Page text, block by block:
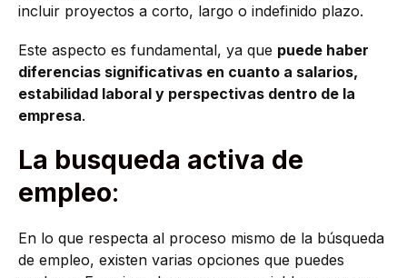
incluir proyectos a corto, largo o indefinido plazo.
Este aspecto es fundamental, ya que puede haber
diferencias significativas en cuanto a salarios,
estabilidad laboral y perspectivas dentro de la
empresa.
La busqueda activa de
empleo:
En lo que respecta al proceso mismo de la búsqueda
de empleo, existen varias opciones que puedes